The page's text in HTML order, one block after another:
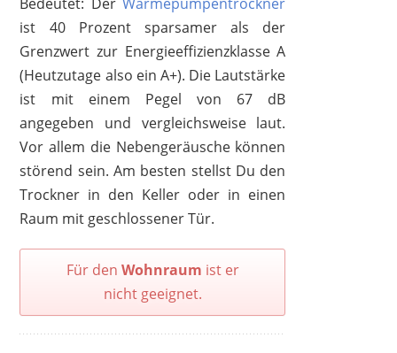
ist 40 Prozent sparsamer als der
Grenzwert zur Energieeffizienzklasse A
(Heutzutage also ein A+). Die Lautstärke
ist mit einem Pegel von 67 dB
angegeben und vergleichsweise laut.
Vor allem die Nebengeräusche können
störend sein. Am besten stellst Du den
Trockner in den Keller oder in einen
Raum mit geschlossener Tür.
Für den Wohnraum ist er
nicht geeignet.